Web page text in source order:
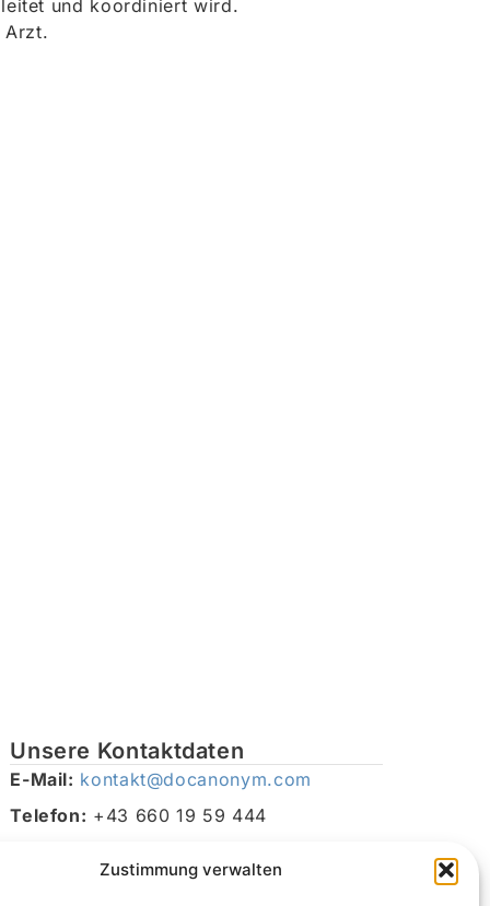
Zustimmung verwalten
und koordiniert wird.
Arzt.
Unsere Kontaktdaten
E-Mail: kontakt@docanonym.com
Telefon: +43 660 19 59 444
Traunsee, Österreich